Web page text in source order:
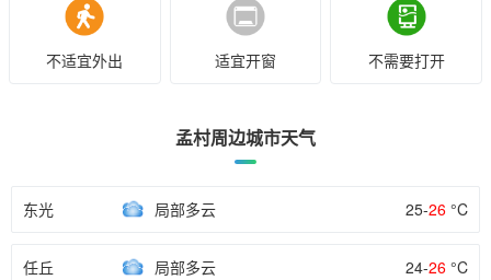
不适宜外出 适宜开窗 不需要打开
孟村周边城市天气
东光 局部多云 25-26 °C
任丘 局部多云 24-26 °C